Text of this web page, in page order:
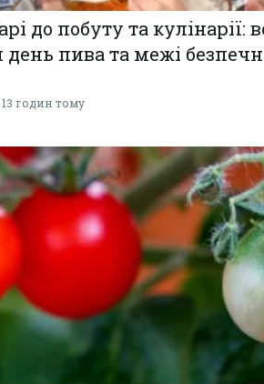
до побуту та кулінарії:
пива та межі
13 годин тому